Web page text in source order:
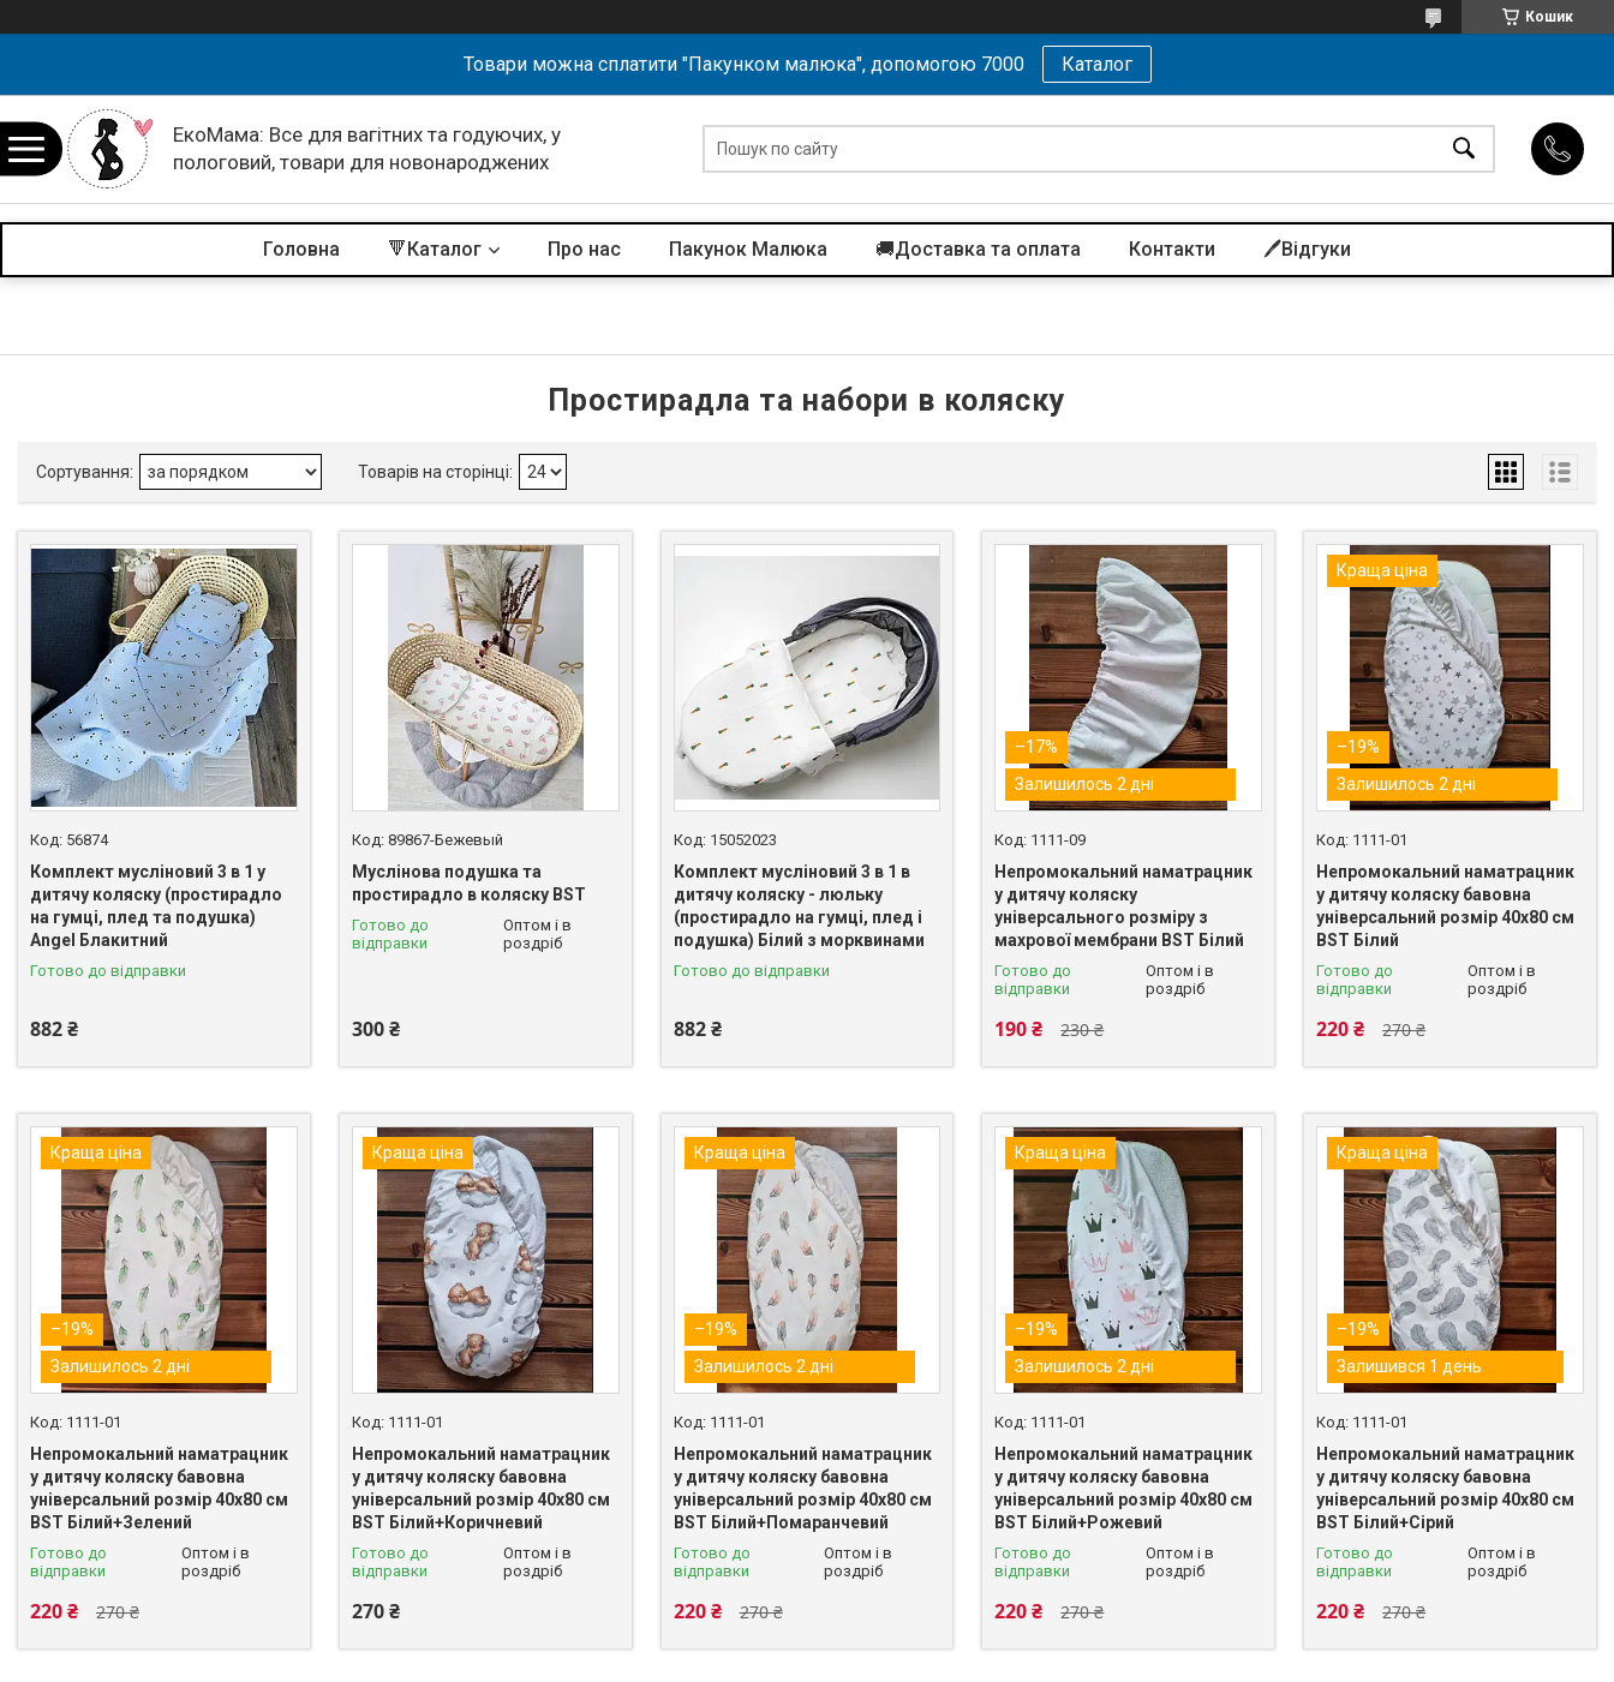
Кошик
Товари можна сплатити "Пакунком малюка", допомогою 7000 Каталог
ЕкоМама: Все для вагітних та годуючих, у
пологовий, товари для новонароджених
Головна 🔻Каталог Про нас Пакунок Малюка 🚚Доставка та оплата Контакти 🖊️Відгуки
Простирадла та набори в коляску
56874
Комплект мусліновий 3 в 1 у
дитячу коляску (простирадло
на гумці, плед та подушка)
Angel Блакитний
Готово до відправки
882 ₴
89867-Бежевый
Муслінова подушка та
простирадло в коляску BST
Готово до
відправки
Оптом і в
роздріб
300 ₴
15052023
Комплект мусліновий 3 в 1 в
дитячу коляску - люльку
(простирадло на гумці, плед і
подушка) Білий з морквинами
Готово до відправки
882 ₴
–17%
Залишилось 2 дні
1111-09
Непромокальний наматрацник
у дитячу коляску
універсального розміру з
махрової мембрани BST Білий
Готово до
відправки
Оптом і в
роздріб
230 ₴
190 ₴
Краща ціна
–19%
Залишилось 2 дні
1111-01
Непромокальний наматрацник
у дитячу коляску бавовна
універсальний розмір 40х80 см
BST Білий
Готово до
відправки
Оптом і в
роздріб
270 ₴
220 ₴
Краща ціна
–19%
Залишилось 2 дні
1111-01
Непромокальний наматрацник
у дитячу коляску бавовна
універсальний розмір 40х80 см
BST Білий+Зелений
Готово до
відправки
Оптом і в
роздріб
270 ₴
220 ₴
Краща ціна
1111-01
Непромокальний наматрацник
у дитячу коляску бавовна
універсальний розмір 40х80 см
BST Білий+Коричневий
Готово до
відправки
Оптом і в
роздріб
270 ₴
Краща ціна
–19%
Залишилось 2 дні
1111-01
Непромокальний наматрацник
у дитячу коляску бавовна
універсальний розмір 40х80 см
BST Білий+Помаранчевий
Готово до
відправки
Оптом і в
роздріб
270 ₴
220 ₴
Краща ціна
–19%
Залишилось 2 дні
1111-01
Непромокальний наматрацник
у дитячу коляску бавовна
універсальний розмір 40х80 см
BST Білий+Рожевий
Готово до
відправки
Оптом і в
роздріб
270 ₴
220 ₴
Краща ціна
–19%
Залишився 1 день
1111-01
Непромокальний наматрацник
у дитячу коляску бавовна
універсальний розмір 40х80 см
BST Білий+Сірий
Готово до
відправки
Оптом і в
роздріб
270 ₴
220 ₴